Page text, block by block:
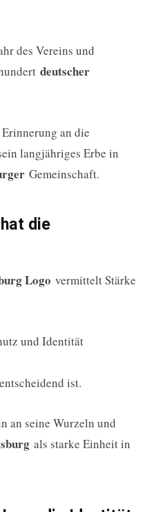
des Vereins und
deutscher
an die
langjähriges Erbe in
Gemeinschaft.
die
Logo vermittelt Stärke
und Identität
entscheidend ist.
an seine Wurzeln und
als starke Einheit in